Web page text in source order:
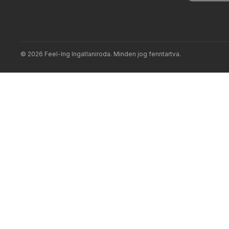
© 2026 Feel-Ing Ingatlaniroda. Minden jog fenntartva.